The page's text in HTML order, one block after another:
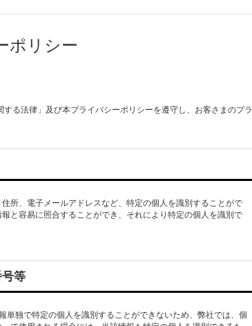
ポリシー
る法律」及び本プライバシーポリシーを遵守し、お客さまのプラ
所、電子メールアドレスなど、特定の個人を識別することがで
と容易に照合することができ、それにより特定の個人を識別で
等
独で特定の個人を識別することができないため、弊社では、個